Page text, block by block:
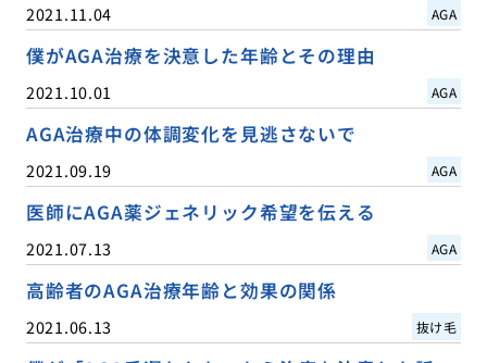
2021.11.04 AGA
僕がAGA治療を決意した年齢とその理由
2021.10.01 AGA
AGA治療中の体調変化を見逃さないで
2021.09.19 AGA
医師にAGA薬ジェネリック希望を伝える
2021.07.13 AGA
高齢者のAGA治療年齢と効果の関係
2021.06.13 抜け毛